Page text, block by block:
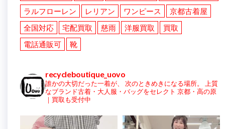
ラルフローレン
レリアン ワンピース
京都古着屋
全国対応
宅配買取 慈雨 洋服買取
買取
電話通販可
靴
recycleboutique_uovo
誰かの大切だった一着が、 次のときめきになる場所。
上質
なブランド古着・大人服・バッグをセレクト 京都・高の原
｜買取も受付中